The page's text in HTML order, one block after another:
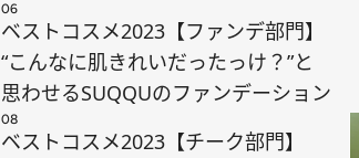
06
ベストコスメ2023【ファンデ部門】
“こんなに肌きれいだったっけ？”と
思わせるSUQQUのファンデーション
08
ベストコスメ2023【チーク部門】